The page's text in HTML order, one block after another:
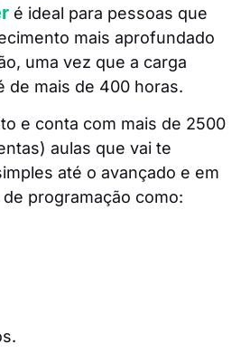
é ideal para pessoas que
mais aprofundado
uma vez que a carga
de mais de 400 horas.
e conta com mais de 2500
aulas que vai te
até o avançado e em
programação como: